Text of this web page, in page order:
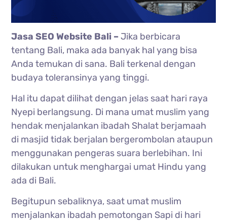
Jasa SEO Website Bali –Jika berbicara
tentang Bali, maka ada banyak hal yang bisa
Anda temukan di sana. Bali terkenal dengan
budaya toleransinya yang tinggi.
Hal itu dapat dilihat dengan jelas saat hari raya
Nyepi berlangsung. Di mana umat muslim yang
hendak menjalankan ibadah Shalat berjamaah
di masjid tidak berjalan bergerombolan ataupun
menggunakan pengeras suara berlebihan. Ini
dilakukan untuk menghargai umat Hindu yang
ada di Bali.
Begitupun sebaliknya, saat umat muslim
menjalankan ibadah pemotongan Sapi di hari